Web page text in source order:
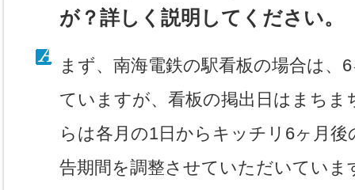
が？詳しく説明してください。
まず、南海電鉄の駅看板の場合は、
ていますが、看板の掲出日はまち
らは各月の1日からキッチリ6ヶ月
告期間を調整させていただいていま